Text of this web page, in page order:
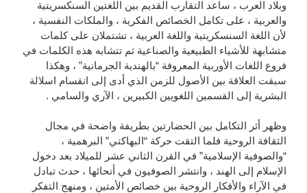
وبلاد العرب ، ساعد التقارب القديم بين اللغتين السنكسريتية
والعربية ، على تكامل الخصائص الفكرية ، والملكات النفسية ،
لأن اللغة السنسكريتية واللغة العربية ، تشتملان على كلمات
متشابهة للأشياء الطبيعية والصناعية ثم تتشابه هذه الكلمات في
فروع اللغات الأوربية المعروفة “بالهندية الجرمانية” ، وهكذا
سبقت العلاقة بين الأصول للزمن الذي أدى إلى انقسام اسلالة
البشرية إلى القسمين اللغويين الكبيرين ، الآري والسامي .
وظهر أثر التكامل بين الحضارتين بطريفة واضحة في مجال
الثقافة الروحية فلما التقت حركة “البهاكتي” البرهمية ،
“والصوفية الإسلامية” في القرن الثاني عشر للميلاد بعد دخول
الإسلام إلى الهند ، وانتشر الصوفيون في أنحائها ، حدث تبادل
في الآراء والأفكار الروحية بين خصائص الأمتين ، ومنهج التفكر